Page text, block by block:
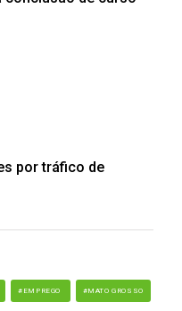
por tráfico de
#EMPREGO #MATO GROSSO